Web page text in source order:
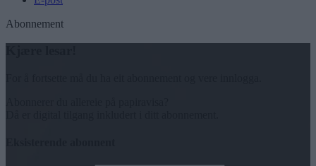
Abonnement